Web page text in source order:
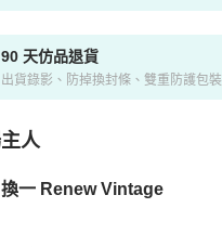
90 天仿品退貨
出貨錄影、防掉換封條、雙重防護包裝
人
拍圈嚴選賣家
換一 Renew Vintage